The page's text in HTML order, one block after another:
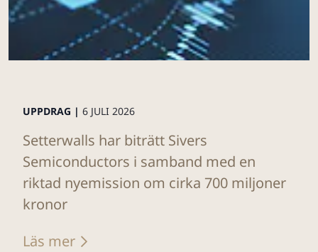
UPPDRAG | 6 JULI 2026
Setterwalls har biträtt Sivers
Semiconductors i samband med en
riktad nyemission om cirka 700 miljoner
kronor
Läs mer